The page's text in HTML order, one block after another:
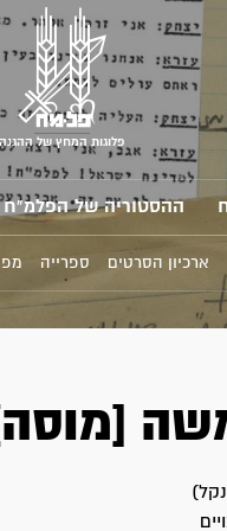
פלוגות המחץ של ההגנה
ההסטוריה של הפלמ"ח
ארכיון הסרטים ספרייה